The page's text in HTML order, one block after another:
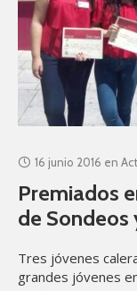
16 junio 2016 en
Premiados
de Sondeos
Tres jóvenes
grandes jóvenes